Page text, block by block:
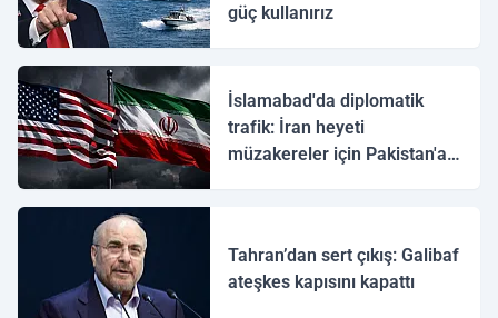
güç kullanırız
İslamabad'da diplomatik
trafik: İran heyeti
müzakereler için Pakistan'a
Tahran’dan sert çıkış: Galibaf
ateşkes kapısını kapattı